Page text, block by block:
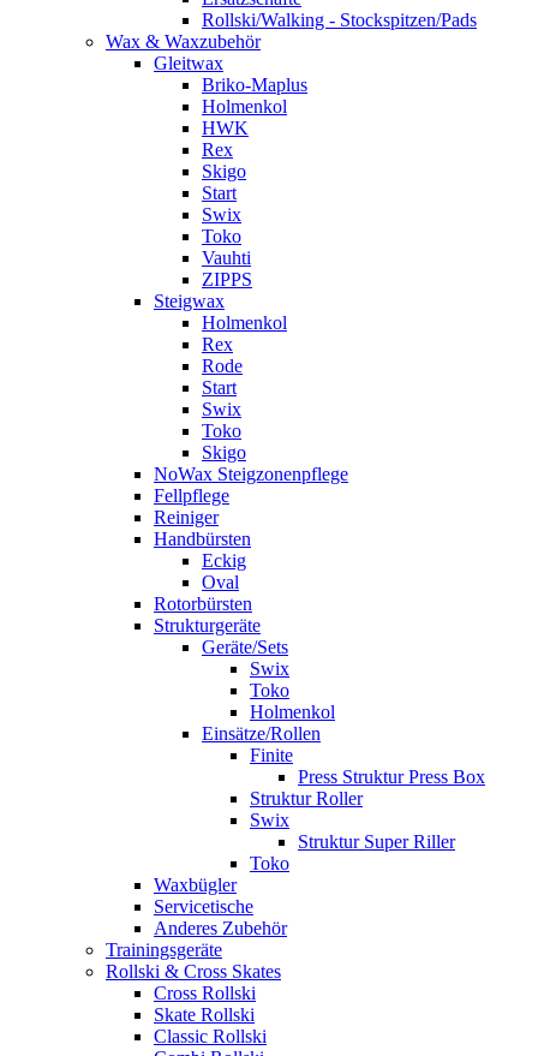
Rollski/Walking - Stockspitzen/Pads
Wax & Waxzubehör
Gleitwax
Briko-Maplus
Holmenkol
HWK
Rex
Skigo
Start
Swix
Toko
Vauhti
ZIPPS
Steigwax
Holmenkol
Rex
Rode
Start
Swix
Toko
Skigo
NoWax Steigzonenpflege
Fellpflege
Reiniger
Handbürsten
Eckig
Oval
Rotorbürsten
Strukturgeräte
Geräte/Sets
Swix
Toko
Holmenkol
Einsätze/Rollen
Finite
Press Struktur Press Box
Struktur Roller
Swix
Struktur Super Riller
Toko
Waxbügler
Servicetische
Anderes Zubehör
Trainingsgeräte
Rollski & Cross Skates
Cross Rollski
Skate Rollski
Classic Rollski